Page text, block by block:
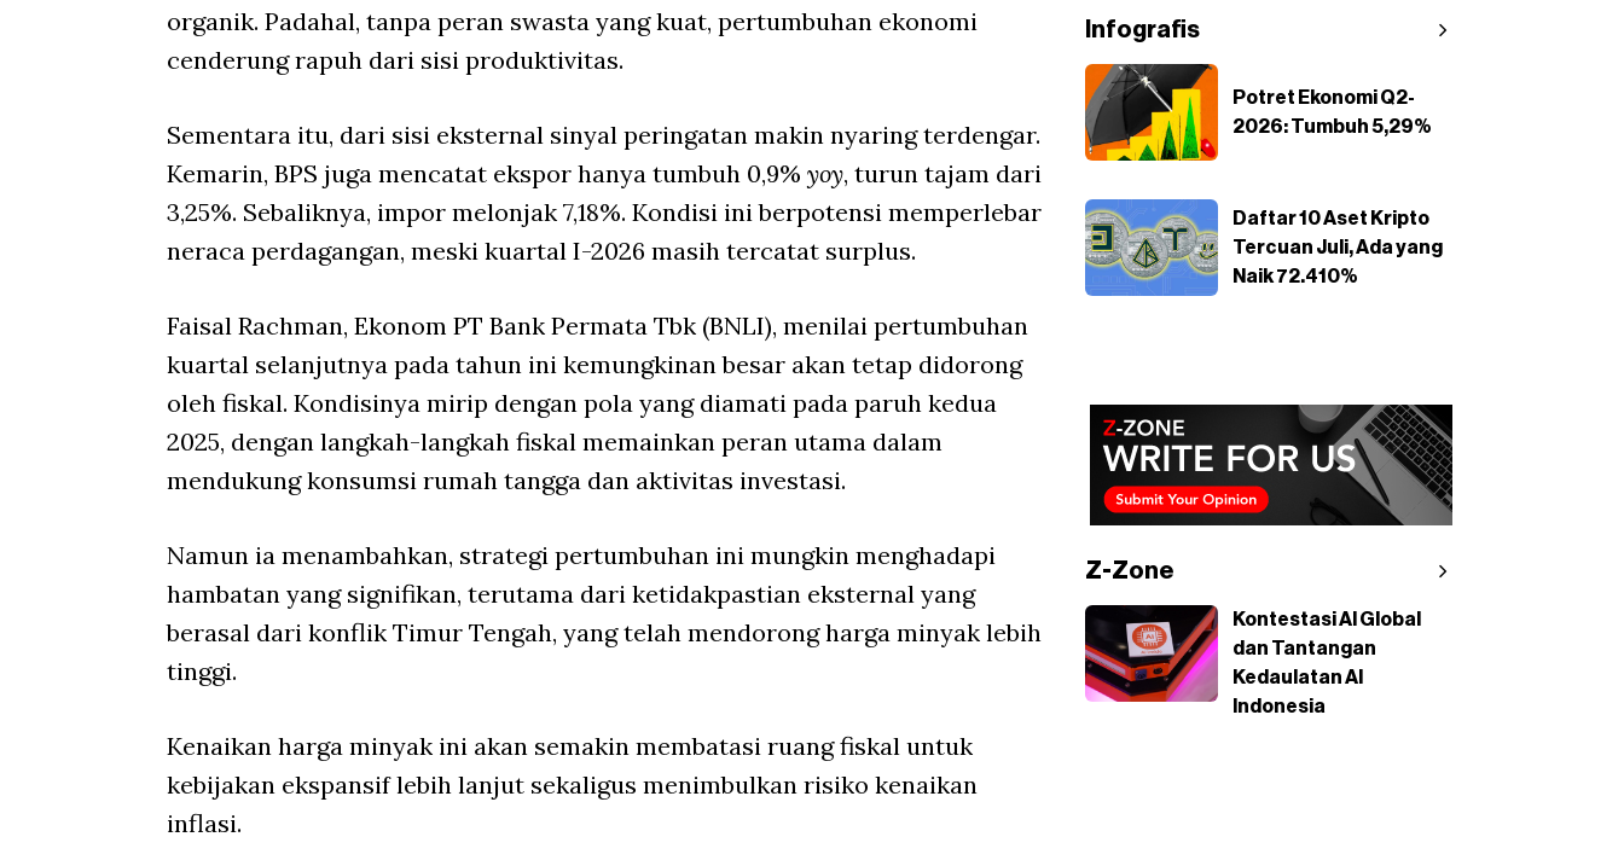
organik. Padahal, tanpa peran swasta yang kuat, pertumbuhan ekonomi
cenderung rapuh dari sisi produktivitas.
Sementara itu, dari sisi eksternal sinyal peringatan makin nyaring terdengar.
Kemarin, BPS juga mencatat ekspor hanya tumbuh 0,9% yoy, turun tajam dari
3,25%. Sebaliknya, impor melonjak 7,18%. Kondisi ini berpotensi memperlebar
neraca perdagangan, meski kuartal I-2026 masih tercatat surplus.
Faisal Rachman, Ekonom PT Bank Permata Tbk (BNLI), menilai pertumbuhan
kuartal selanjutnya pada tahun ini kemungkinan besar akan tetap didorong
oleh fiskal. Kondisinya mirip dengan pola yang diamati pada paruh kedua
2025, dengan langkah-langkah fiskal memainkan peran utama dalam
mendukung konsumsi rumah tangga dan aktivitas investasi.
Namun ia menambahkan, strategi pertumbuhan ini mungkin menghadapi
hambatan yang signifikan, terutama dari ketidakpastian eksternal yang
berasal dari konflik Timur Tengah, yang telah mendorong harga minyak lebih
tinggi.
Kenaikan harga minyak ini akan semakin membatasi ruang fiskal untuk
kebijakan ekspansif lebih lanjut sekaligus menimbulkan risiko kenaikan
inflasi.
Infografis
Potret Ekonomi Q2-
2026: Tumbuh 5,29%
Daftar 10 Aset Kripto
Tercuan Juli, Ada yang
Naik 72.410%
Z-Zone
Kontestasi AI Global
dan Tantangan
Kedaulatan AI
Indonesia